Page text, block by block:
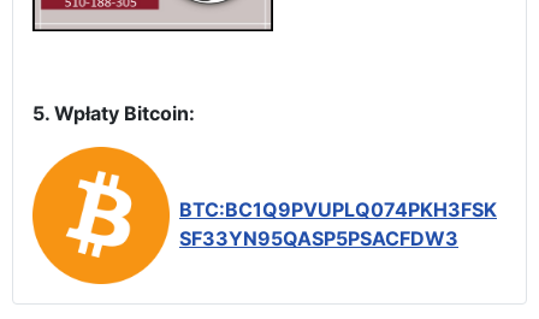
5. Wpłaty Bitcoin:
BTC:BC1Q9PVUPLQ074PKH3FSK
SF33YN95QASP5PSACFDW3